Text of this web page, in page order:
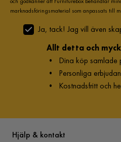
marknadsföringsmaterial som anpassats till
Ja, tack! Jag vill även
Allt detta och
• Dina köp samlade
• Personliga
• Kostnadsfritt och
Hjälp & kontakt